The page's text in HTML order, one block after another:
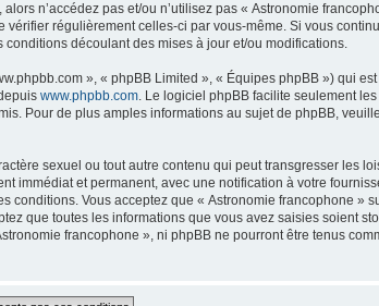
n’accédez pas et/ou n’utilisez pas « Astronomie
régulièrement celles-ci par vous-même. Si vous
découlant des mises à jour et/ou modifications.
», « phpBB Limited », « Équipes phpBB ») qui
www.phpbb.com. Le logiciel phpBB facilite seulement
Pour de plus amples informations au sujet de phpBB,
sexuel ou tout autre contenu qui peut transgresser les
et permanent, avec une notification à votre
Vous acceptez que « Astronomie francophone »
que toutes les informations que vous avez saisies soient
francophone », ni phpBB ne pourront être tenus